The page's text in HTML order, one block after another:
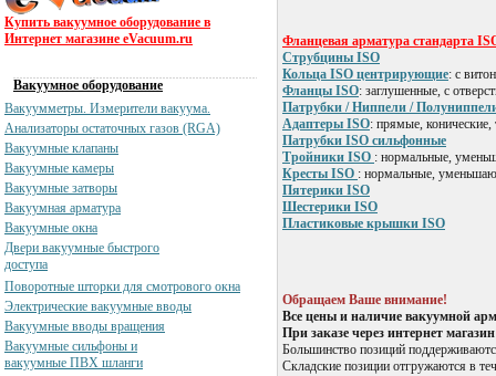
Купить вакуумное оборудование в
Интернет магазине eVacuum.ru
Вакуумное оборудование
Вакуумметры. Измерители вакуума.
Анализаторы остаточных газов (RGA)
Вакуумные клапаны
Вакуумные камеры
Вакуумные затворы
Вакуумная арматура
Вакуумные окна
Двери вакуумные быстрого
доступа
Поворотные шторки для смотрового окна
Электрические вакуумные вводы
Вакуумные вводы вращения
Вакуумные сильфоны и
вакуумные ПВХ шланги
Фланцевая арматура стандарта
Струбцины ISO
Кольца ISO центрирующие: с
Фланцы ISO: заглушенные, с
Патрубки / Ниппели /
Адаптеры ISO: прямые, конические,
Патрубки ISO сильфонные
Тройники ISO : нормальные,
Кресты ISO : нормальные,
Пятерики ISO
Шестерики ISO
Пластиковые крышки ISO
Обращаем Ваше внимание!
Все цены и наличие вакуумной
При заказе через интернет
Большинство позиций
Складские позиции отгружаются в